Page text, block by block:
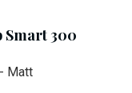
Smart 300
Matt